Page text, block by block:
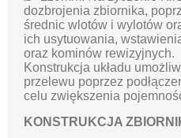
dozbrojenia zbiornika,
średnic wlotów i wylotów
ich usytuowania,
oraz kominów rewizyjnych.
Konstrukcja układu
przelewu poprzez
celu zwiększenia
KONSTRUKCJA